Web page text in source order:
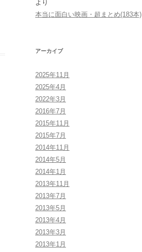
より
本当に面白い映画・超まとめ(183本)
アーカイブ
2025年11月
2025年4月
2022年3月
2016年7月
2015年11月
2015年7月
2014年11月
2014年5月
2014年1月
2013年11月
2013年7月
2013年5月
2013年4月
2013年3月
2013年1月